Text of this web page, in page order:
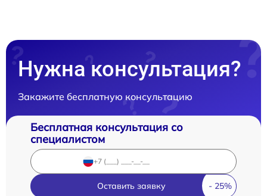
Нужна консультация?
Закажите бесплатную консультацию
Бесплатная консультация со
специалистом
Оставить заявку